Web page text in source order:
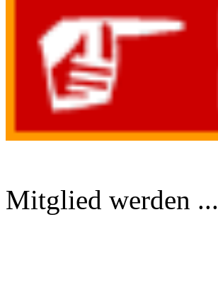
Mitglied werden ...